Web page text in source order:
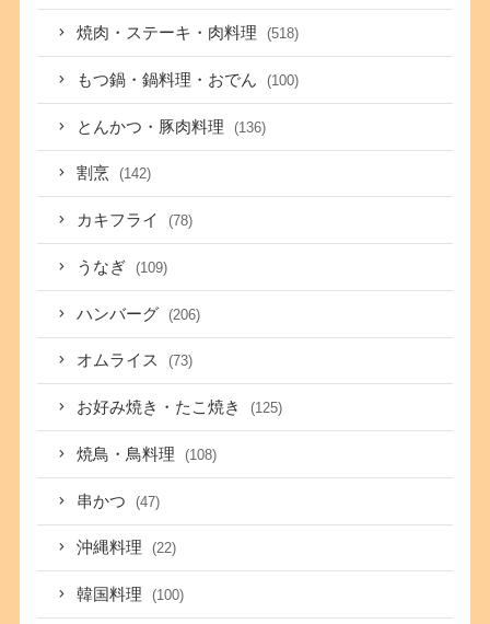
焼肉・ステーキ・肉料理 (518)
もつ鍋・鍋料理・おでん (100)
とんかつ・豚肉料理 (136)
割烹 (142)
カキフライ (78)
うなぎ (109)
ハンバーグ (206)
オムライス (73)
お好み焼き・たこ焼き (125)
焼鳥・鳥料理 (108)
串かつ (47)
沖縄料理 (22)
韓国料理 (100)